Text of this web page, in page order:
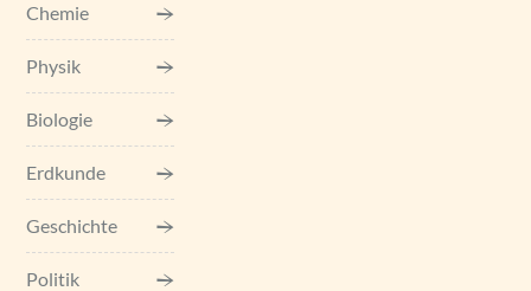
Chemie
Physik
Biologie
Erdkunde
Geschichte
Politik